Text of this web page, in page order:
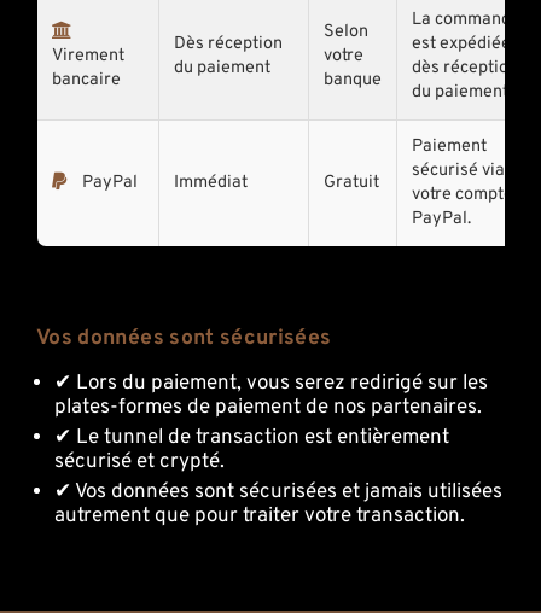
Virement
bancaire
Dès réception
du paiement
Selon
votre
banque
La commande
est expédiée
dès réception
du paiement.
PayPal Immédiat Gratuit
Paiement
sécurisé via
votre compte
PayPal.
Vos données sont sécurisées
✔ Lors du paiement, vous serez redirigé sur les
plates-formes de paiement de nos partenaires.
✔ Le tunnel de transaction est entièrement
sécurisé et crypté.
✔ Vos données sont sécurisées et jamais utilisées
autrement que pour traiter votre transaction.